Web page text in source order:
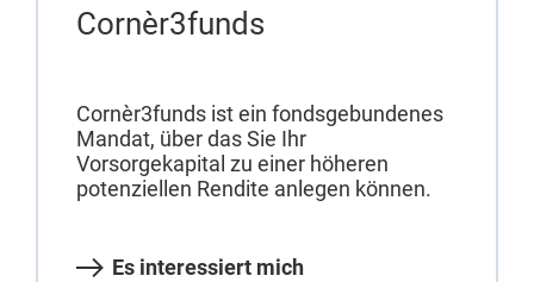
Cornèr3funds
Cornèr3funds ist ein fondsgebundenes
Mandat, über das Sie Ihr
Vorsorgekapital zu einer höheren
potenziellen Rendite anlegen können.
Es interessiert mich